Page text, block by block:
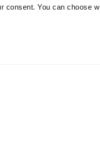
consent. You can choose